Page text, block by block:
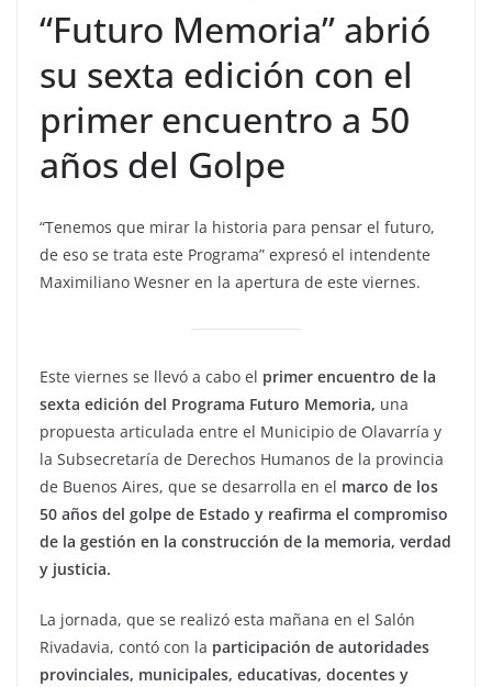
“Futuro Memoria” abrió
su sexta edición con el
primer encuentro a 50
años del Golpe
“Tenemos que mirar la historia para pensar el futuro,
de eso se trata este Programa” expresó el intendente
Maximiliano Wesner en la apertura de este viernes.
Este viernes se llevó a cabo el primer encuentro de la
sexta edición del Programa Futuro Memoria, una
propuesta articulada entre el Municipio de Olavarría y
la Subsecretaría de Derechos Humanos de la provincia
de Buenos Aires, que se desarrolla en el marco de los
50 años del golpe de Estado y reafirma el compromiso
de la gestión en la construcción de la memoria, verdad
y justicia.
La jornada, que se realizó esta mañana en el Salón
Rivadavia, contó con la participación de autoridades
provinciales, municipales, educativas, docentes y